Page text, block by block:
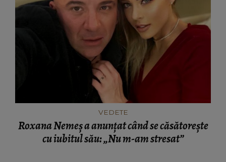
VEDETE
Roxana Nemeș a anunțat când se căsătorește
cu iubitul său: „Nu m-am stresat”